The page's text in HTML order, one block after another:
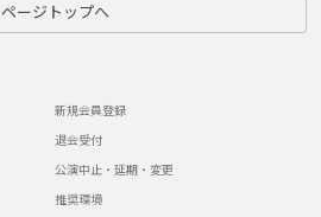
ページトップへ
新規会員登録
退会受付
公演中止・延期・変更
推奨環境